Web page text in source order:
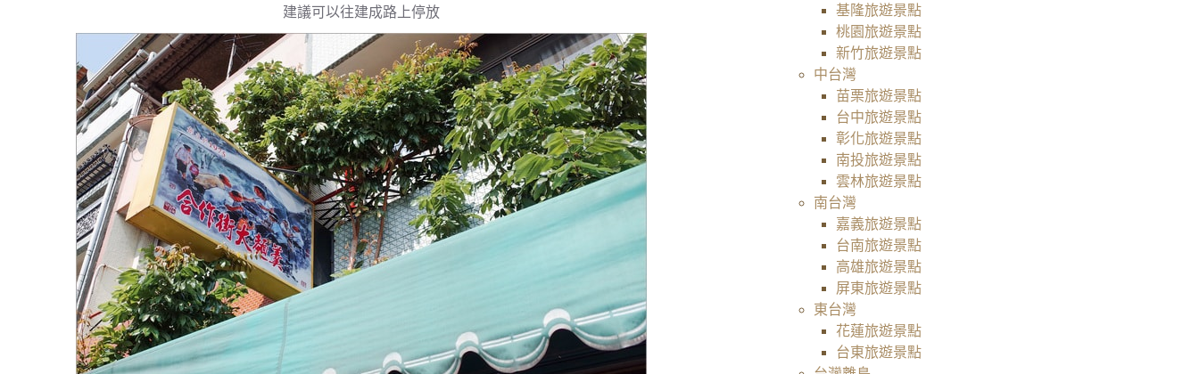
建議可以往建成路上停放
基隆旅遊景點
桃園旅遊景點
新竹旅遊景點
中台灣
苗栗旅遊景點
台中旅遊景點
彰化旅遊景點
南投旅遊景點
雲林旅遊景點
南台灣
嘉義旅遊景點
台南旅遊景點
高雄旅遊景點
屏東旅遊景點
東台灣
花蓮旅遊景點
台東旅遊景點